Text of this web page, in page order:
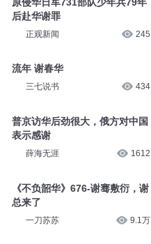
后赴华谢罪
正观新闻 245
流年 谢春华
三七说书 434
普京访华后劲很大，俄方对中国
表示感谢
薛海无涯 1612
《不负韶华》676-谢骞敷衍，谢
总来了
一刀苏苏 9.1万